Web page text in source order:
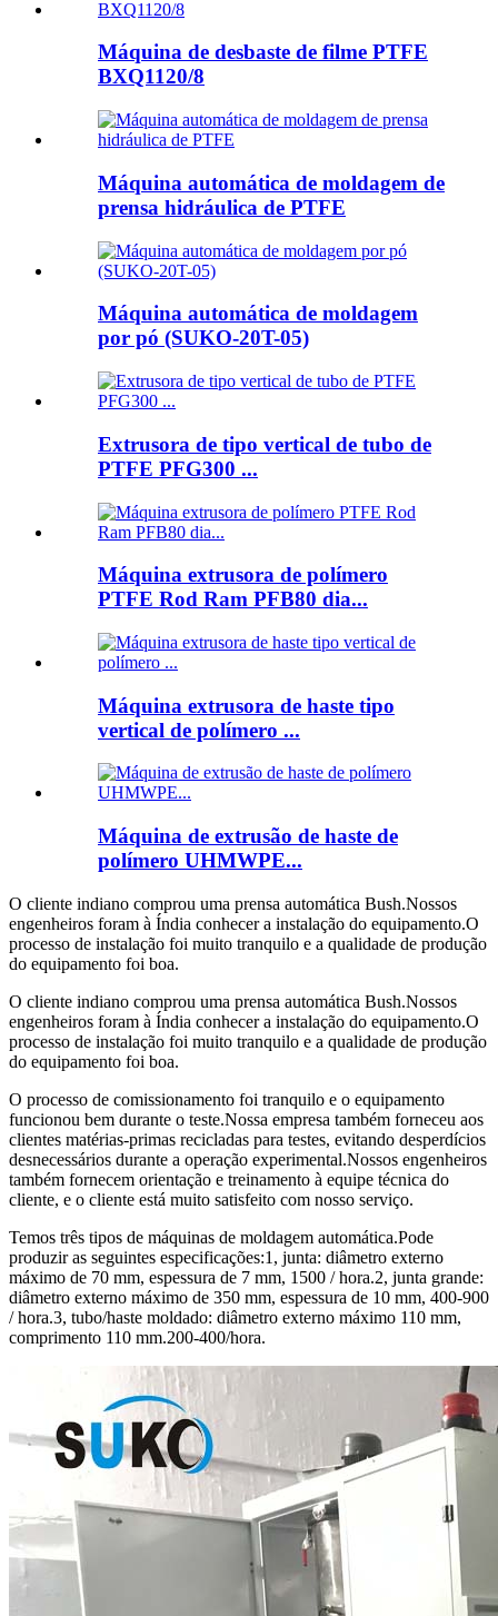
Máquina de desbaste de filme PTFE
BXQ1120/8
Máquina automática de moldagem de
prensa hidráulica de PTFE
Máquina automática de moldagem
por pó (SUKO-20T-05)
Extrusora de tipo vertical de tubo de
PTFE PFG300 ...
Máquina extrusora de polímero
PTFE Rod Ram PFB80 dia...
Máquina extrusora de haste tipo
vertical de polímero ...
Máquina de extrusão de haste de
polímero UHMWPE...
O cliente indiano comprou uma prensa automática Bush.Nossos
engenheiros foram à Índia conhecer a instalação do equipamento.O
processo de instalação foi muito tranquilo e a qualidade de produção
do equipamento foi boa.
O cliente indiano comprou uma prensa automática Bush.Nossos
engenheiros foram à Índia conhecer a instalação do equipamento.O
processo de instalação foi muito tranquilo e a qualidade de produção
do equipamento foi boa.
O processo de comissionamento foi tranquilo e o equipamento
funcionou bem durante o teste.Nossa empresa também forneceu aos
clientes matérias-primas recicladas para testes, evitando desperdícios
desnecessários durante a operação experimental.Nossos engenheiros
também fornecem orientação e treinamento à equipe técnica do
cliente, e o cliente está muito satisfeito com nosso serviço.
Temos três tipos de máquinas de moldagem automática.Pode
produzir as seguintes especificações:1, junta: diâmetro externo
máximo de 70 mm, espessura de 7 mm, 1500 / hora.2, junta grande:
diâmetro externo máximo de 350 mm, espessura de 10 mm, 400-900
/ hora.3, tubo/haste moldado: diâmetro externo máximo 110 mm,
comprimento 110 mm.200-400/hora.